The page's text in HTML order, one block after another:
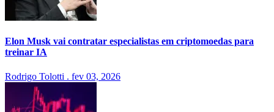
Elon Musk vai contratar especialistas em criptomoedas para
treinar IA
Rodrigo Tolotti . fev 03, 2026